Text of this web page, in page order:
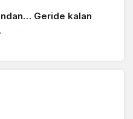
Geride kalan